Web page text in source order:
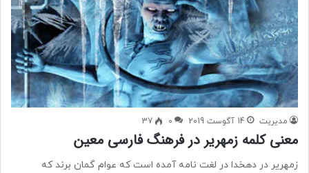
مدیریت 14 آگوست 2019 0
37
معنی کلمه زمهریر در فرهنگ فارسی معین
زمهریر در دهخدا در لغت نامه آمده است که عوام گمان برند كه